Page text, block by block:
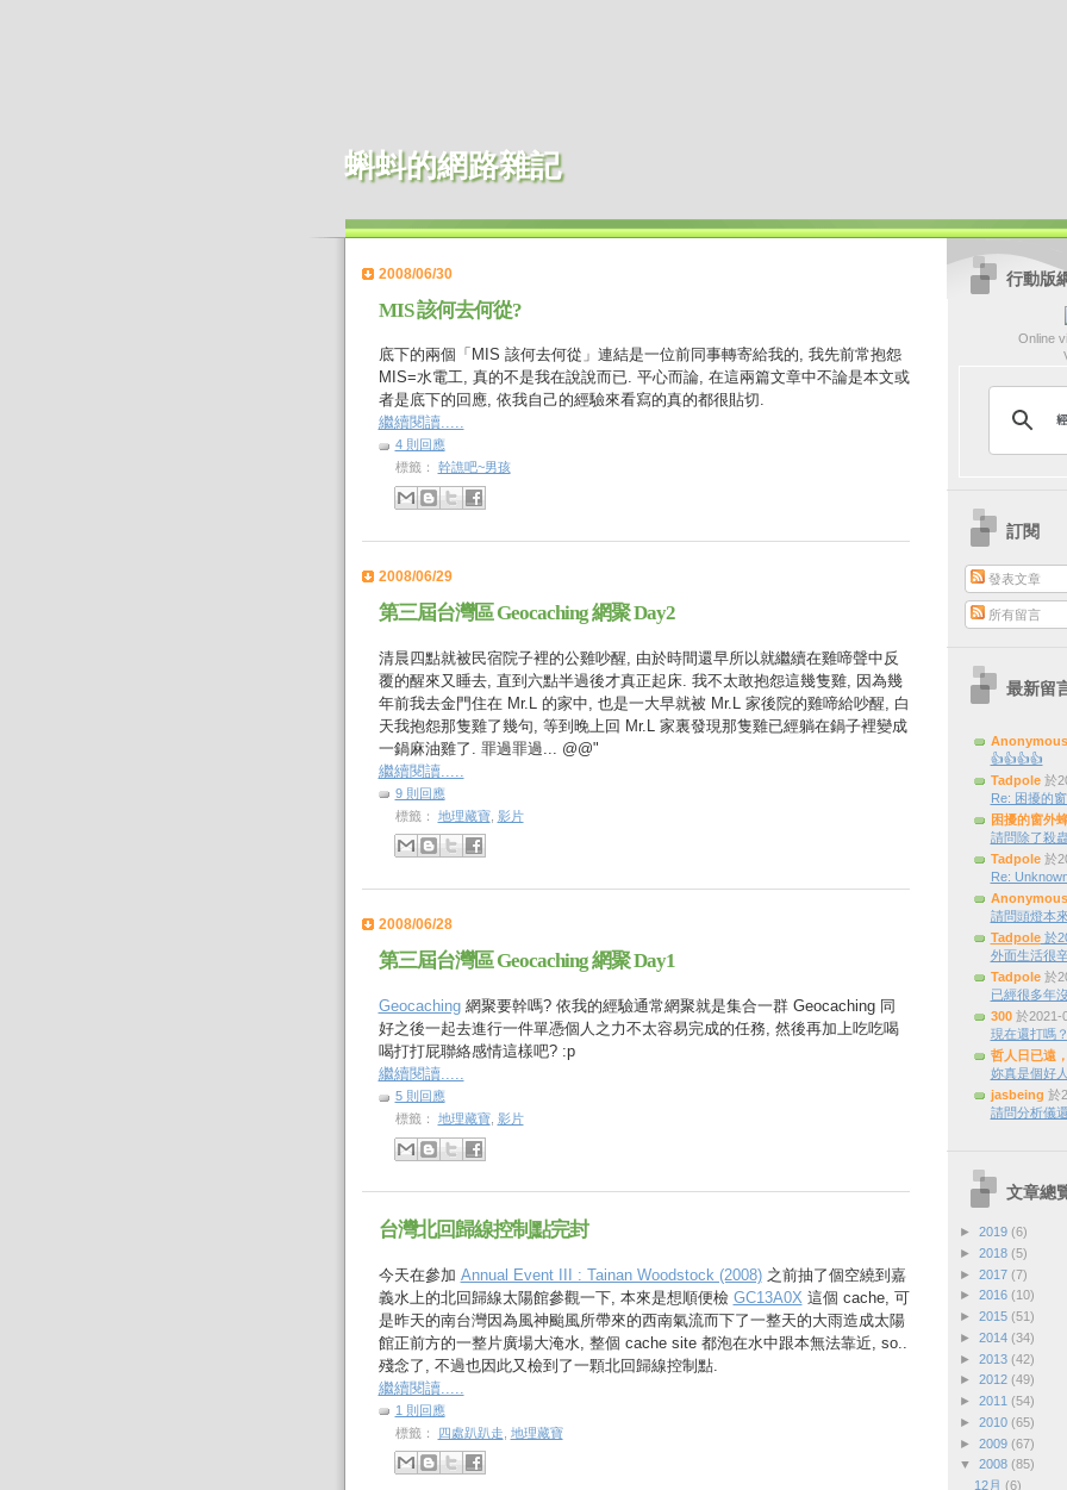
蝌蚪的網路雜記
2008/06/30
MIS 該何去何從?
底下的兩個「MIS 該何去何從」連結是一位前同事轉寄給我的, 我先前常抱怨
MIS=水電工, 真的不是我在說說而已. 平心而論, 在這兩篇文章中不論是本文或
者是底下的回應, 依我自己的經驗來看寫的真的都很貼切.
繼續閱讀.....
4 則回應
標籤： 幹譙吧~男孩
2008/06/29
第三屆台灣區 Geocaching 網聚 Day2
清晨四點就被民宿院子裡的公雞吵醒, 由於時間還早所以就繼續在雞啼聲中反
覆的醒來又睡去, 直到六點半過後才真正起床. 我不太敢抱怨這幾隻雞, 因為幾
年前我去金門住在 Mr.L 的家中, 也是一大早就被 Mr.L 家後院的雞啼給吵醒, 白
天我抱怨那隻雞了幾句, 等到晚上回 Mr.L 家裏發現那隻雞已經躺在鍋子裡變成
一鍋麻油雞了. 罪過罪過... @@"
繼續閱讀.....
9 則回應
標籤： 地理藏寶, 影片
2008/06/28
第三屆台灣區 Geocaching 網聚 Day1
Geocaching網聚要幹嗎? 依我的經驗通常網聚就是集合一群 Geocaching 同
好之後一起去進行一件單憑個人之力不太容易完成的任務, 然後再加上吃吃喝
喝打打屁聯絡感情這樣吧? :p
繼續閱讀.....
5 則回應
標籤： 地理藏寶, 影片
台灣北回歸線控制點完封
今天在參加 Annual Event III : Tainan Woodstock (2008)之前抽了個空繞到嘉
義水上的北回歸線太陽館參觀一下, 本來是想順便檢 GC13A0X 這個 cache, 可
是昨天的南台灣因為風神颱風所帶來的西南氣流而下了一整天的大雨造成太陽
館正前方的一整片廣場大淹水, 整個 cache site 都泡在水中跟本無法靠近, so..
殘念了, 不過也因此又檢到了一顆北回歸線控制點.
繼續閱讀.....
1 則回應
標籤：
四處趴趴走 地理藏寶
行動版
Online
訂閱
發表文章
所有留言
最新留
Anonymous
👍👍👍👍
Tadpole於
Re: 困擾的
困擾的窗外
請問除了殺
Tadpole於
Re:
Anonymous
請問頭燈本
Tadpole於
外面生活很
Tadpole於
已經很多年
300於2021-
現在還打嗎？
哲人日已遠
妳真是個好人
jasbeing 於
請問分析儀
文章總
► 2019 (6)
► 2018 (5)
► 2017 (7)
► 2016 (10)
► 2015 (51)
► 2014 (34)
► 2013 (42)
► 2012 (49)
► 2011 (54)
► 2010 (65)
► 2009 (67)
▼ 2008 (85)
12月 (6)